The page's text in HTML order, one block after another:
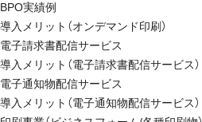
BPO実績例
導入メリット（オンデマンド印刷）
電子請求書配信サービス
導入メリット（電子請求書配信サービス）
電子通知物配信サービス
導入メリット（電子通知物配信サービス）